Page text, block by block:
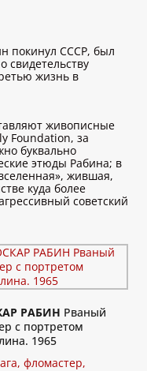
покинул СССР, был
свидетельству
жизнь в
живописные
Foundation, за
буквально
этюды Рабина; в
жившая,
куда более
советский
РАБИН Рваный
с портретом
1965
фломастер,